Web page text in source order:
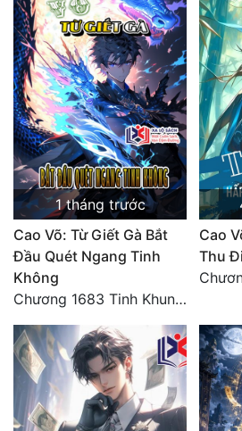
1 tháng trước
Cao Võ: Từ Giết Gà Bắt
Đầu Quét Ngang Tinh
Không
Chương 1683 Tinh Khung Võ Thánh (Hết)
Cao
Thu